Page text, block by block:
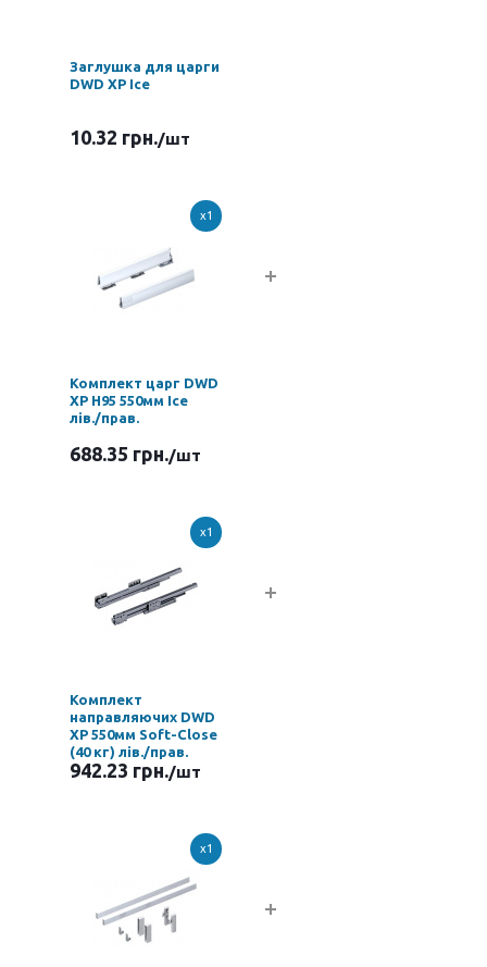
Заглушка для царги
DWD XP Ice
10.32 грн./шт
x1
Комплект царг DWD
XP H95 550мм Ice
лів./прав.
688.35 грн./шт
x1
Комплект
направляючих DWD
XP 550мм Soft-Close
(40 кг) лів./прав.
942.23 грн./шт
x1